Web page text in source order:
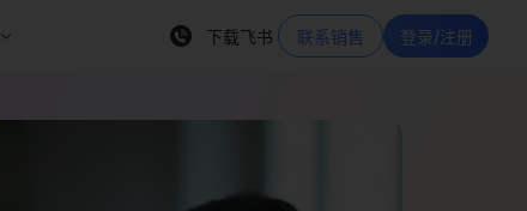
下载飞书 联系销售 登录/注册